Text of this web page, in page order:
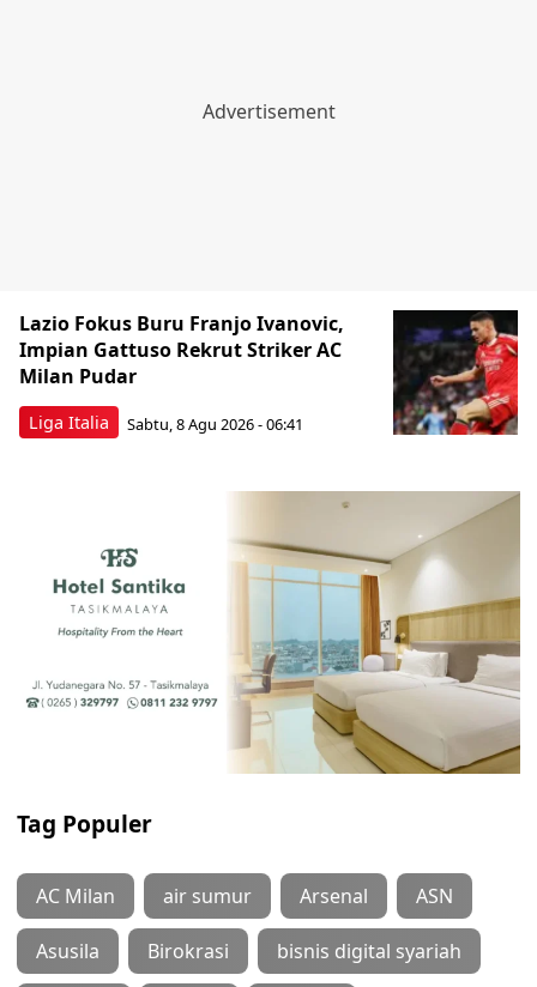
Liga Italia
Lazio Fokus Buru Franjo Ivanovic,
Impian Gattuso Rekrut Striker AC
Milan Pudar
Sabtu, 8 Agu 2026 - 06:41
Tag Populer
AC Milan air sumur Arsenal ASN
Asusila Birokrasi bisnis digital syariah